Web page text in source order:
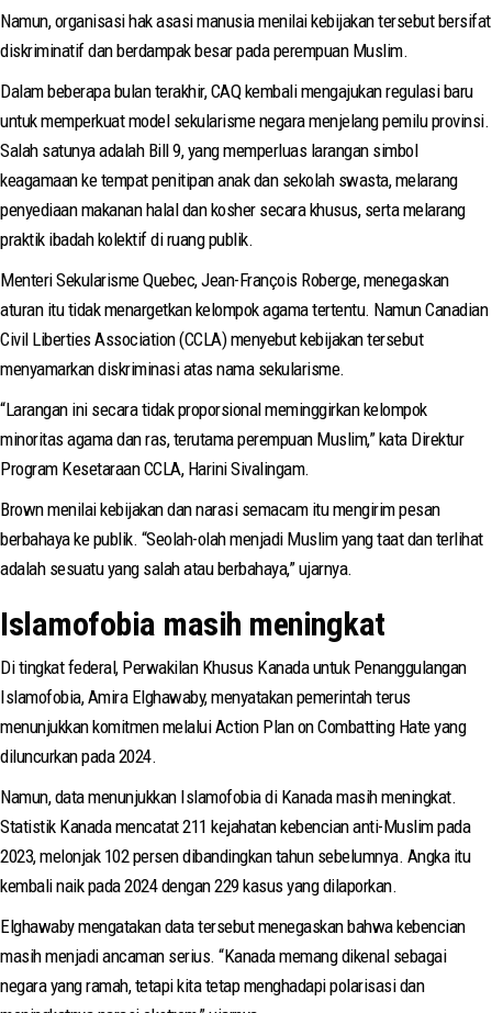
Namun, organisasi hak asasi manusia menilai kebijakan tersebut bersifat
diskriminatif dan berdampak besar pada perempuan Muslim.
Dalam beberapa bulan terakhir, CAQ kembali mengajukan regulasi baru
untuk memperkuat model sekularisme negara menjelang pemilu provinsi.
Salah satunya adalah Bill 9, yang memperluas larangan simbol
keagamaan ke tempat penitipan anak dan sekolah swasta, melarang
penyediaan makanan halal dan kosher secara khusus, serta melarang
praktik ibadah kolektif di ruang publik.
Menteri Sekularisme Quebec, Jean-François Roberge, menegaskan
aturan itu tidak menargetkan kelompok agama tertentu. Namun Canadian
Civil Liberties Association (CCLA) menyebut kebijakan tersebut
menyamarkan diskriminasi atas nama sekularisme.
“Larangan ini secara tidak proporsional meminggirkan kelompok
minoritas agama dan ras, terutama perempuan Muslim,” kata Direktur
Program Kesetaraan CCLA, Harini Sivalingam.
Brown menilai kebijakan dan narasi semacam itu mengirim pesan
berbahaya ke publik. “Seolah-olah menjadi Muslim yang taat dan terlihat
adalah sesuatu yang salah atau berbahaya,” ujarnya.
Islamofobia masih meningkat
Di tingkat federal, Perwakilan Khusus Kanada untuk Penanggulangan
Islamofobia, Amira Elghawaby, menyatakan pemerintah terus
menunjukkan komitmen melalui Action Plan on Combatting Hate yang
diluncurkan pada 2024.
Namun, data menunjukkan Islamofobia di Kanada masih meningkat.
Statistik Kanada mencatat 211 kejahatan kebencian anti-Muslim pada
2023, melonjak 102 persen dibandingkan tahun sebelumnya. Angka itu
kembali naik pada 2024 dengan 229 kasus yang dilaporkan.
Elghawaby mengatakan data tersebut menegaskan bahwa kebencian
masih menjadi ancaman serius. “Kanada memang dikenal sebagai
negara yang ramah, tetapi kita tetap menghadapi polarisasi dan